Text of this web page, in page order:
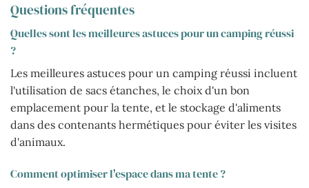
Questions fréquentes
Quelles sont les meilleures astuces pour un camping réussi
?
Les meilleures astuces pour un camping réussi incluent
l'utilisation de sacs étanches, le choix d'un bon
emplacement pour la tente, et le stockage d'aliments
dans des contenants hermétiques pour éviter les visites
d'animaux.
Comment optimiser l'espace dans ma tente ?